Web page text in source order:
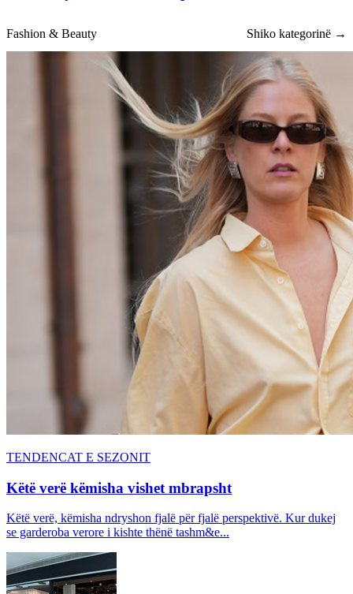
Fashion & Beauty Shiko kategorinë →
TENDENCAT E SEZONIT
Këtë verë këmisha vishet mbrapsht
Këtë verë, këmisha ndryshon fjalë për fjalë perspektivë. Kur dukej
se garderoba verore i kishte thënë tashm&e...